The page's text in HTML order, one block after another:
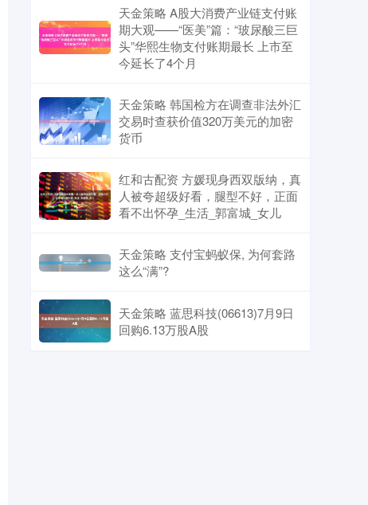
天金策略 A股大消费产业链支付账
期大观——“医美”篇：“玻尿酸三巨
头”华熙生物支付账期最长 上市至
今延长了4个月
天金策略 韩国检方在调查非法外汇
交易时查获价值320万美元的加密
货币
红和古配资 方媛现身西双版纳，真
人被夸超级好看，腿型不好，正面
看不出怀孕_生活_郭富城_女儿
天金策略 支付宝蚂蚁保, 为何套路
这么“满”?
天金策略 蓝思科技(06613)7月9日
回购6.13万股A股